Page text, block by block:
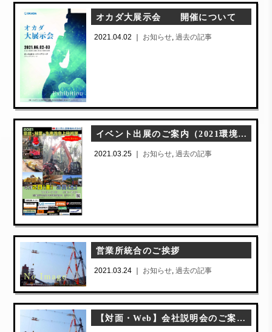
オカダ大展示会 開催について
2021.04.02 ｜ お知らせ ,過去の記事
イベント出展のご案内（2021環境・林業・生産性向上機械展に出展します「コロナに負けるな！」）
2021.03.25 ｜ お知らせ ,過去の記事
営業所統合のご挨拶
2021.03.24 ｜ お知らせ ,過去の記事
【対面・Web】会社説明会のご案内（4月）